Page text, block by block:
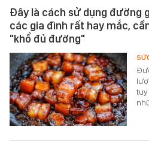
Đây là cách sử dụng đường
các gia đình rất hay mắc,
"khổ đủ đường"